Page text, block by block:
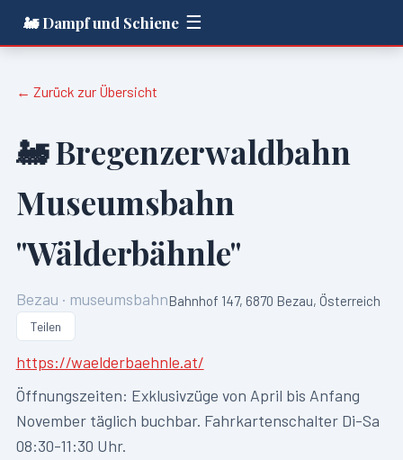
🚂 Dampf und Schiene ☰
← Zurück zur Übersicht
🚂 Bregenzerwaldbahn
Museumsbahn
"Wälderbähnle"
Bezau · museumsbahnBahnhof 147, 6870 Bezau, Österreich
Teilen
https://waelderbaehnle.at/
Öffnungszeiten: Exklusivzüge von April bis Anfang
November täglich buchbar. Fahrkartenschalter Di-Sa
08:30-11:30 Uhr.